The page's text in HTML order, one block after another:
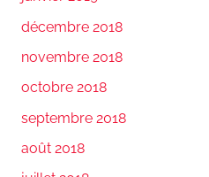
décembre 2018
novembre 2018
octobre 2018
septembre 2018
août 2018